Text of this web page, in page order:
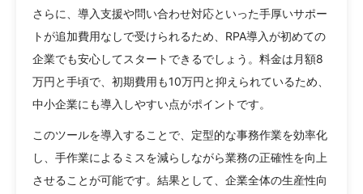
さらに、導入支援や問い合わせ対応といった手厚いサポー
トが追加費用なしで受けられるため、RPA導入が初めての
企業でも安心してスタートできるでしょう。料金は月額8
万円と手頃で、初期費用も10万円と抑えられているため、
中小企業にも導入しやすい点がポイントです。
このツールを導入することで、定型的な事務作業を効率化
し、手作業によるミスを減らしながら業務の正確性を向上
させることが可能です。結果として、企業全体の生産性向